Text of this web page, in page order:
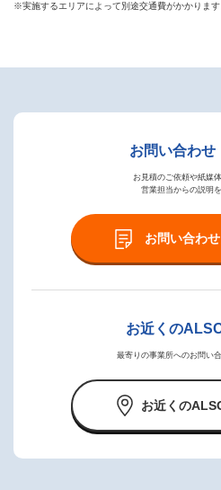
※実施するエリアによって別途交通費がかかります
お問い合わせ
お見積のご依頼や紙媒体
営業担当からの説明
お問い合わ
お近くの
最寄りの事業所へのお問い
お近くの